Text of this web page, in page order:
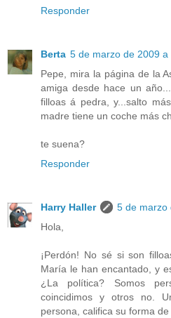
Responder
Berta 5 de marzo de 2009 a
Pepe, mira la página de la
amiga desde hace un
filloas á pedra, y...salto
madre tiene un coche más
te suena?
Responder
Harry Haller
5 de marzo
Hola,
¡Perdón! No sé si son
María le han encantado, y
¿La política? Somos
coincidimos y otros no.
persona, califica su forma